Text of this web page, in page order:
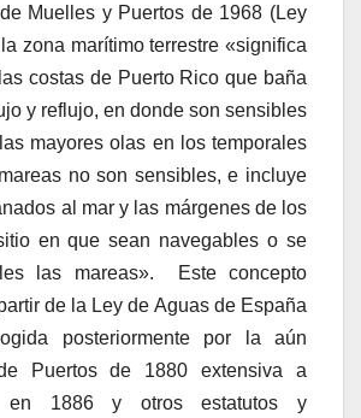
Muelles y Puertos de 1968 (Ley
zona marítimo terrestre «significa
costas de Puerto Rico que baña
y reflujo, en donde son sensibles
mayores olas en los temporales
no son sensibles, e incluye
al mar y las márgenes de los
en que sean navegables o se
las mareas». Este concepto
de la Ley de Aguas de España
posteriormente por la aún
Puertos de 1880 extensiva a
en 1886 y otros estatutos y